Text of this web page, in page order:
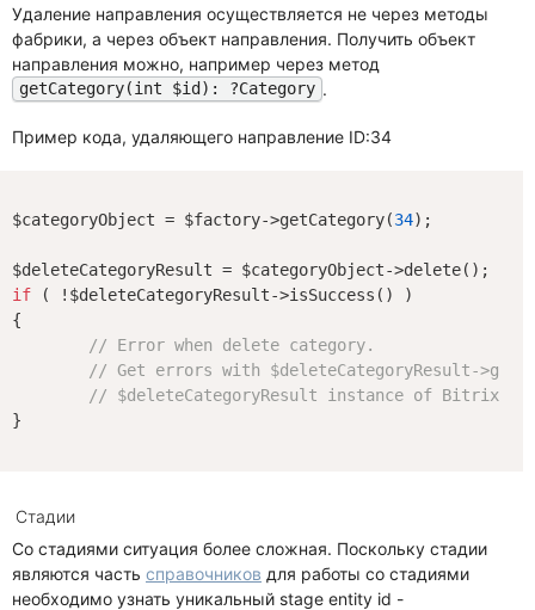
Удаление направления осуществляется не через методы
фабрики, а через объект направления. Получить объект
направления можно, например через метод
getCategory(int $id): ?Category .
Пример кода, удаляющего направление ID:34
$categoryObject = $factory->getCategory(34);
if ( !$deleteCategoryResult->isSuccess() )
{
// Error when delete category.
// Get errors with $deleteCategoryResult-
// $deleteCategoryResult instance of
}
Стадии
Со стадиями ситуация более сложная. Поскольку стадии
являются часть справочников для работы со стадиями
необходимо узнать уникальный stage entity id -